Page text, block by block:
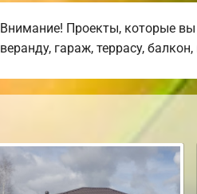
Внимание! Проекты, которые
веранду, гараж, террасу,